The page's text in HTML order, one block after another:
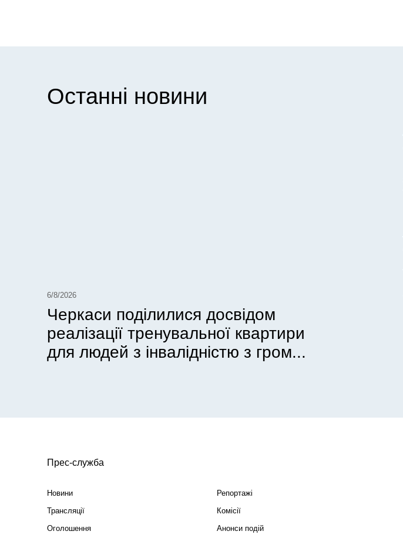
Останні новини
6/8/2026
Черкаси поділилися досвідом
реалізації тренувальної квартири
для людей з інвалідністю з гром...
Прес-служба
Новини
Репортажі
Трансляції
Комісії
Оголошення
Анонси подій